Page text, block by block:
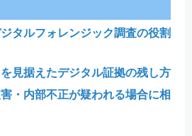
タルフォレンジック調査の役割
見据えたデジタル証拠の残し方
・内部不正が疑われる場合に相